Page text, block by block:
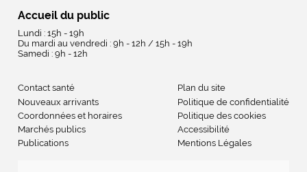
Accueil du public
Lundi : 15h - 19h
Du mardi au vendredi : 9h - 12h / 15h - 19h
Samedi : 9h - 12h
Contact santé
Nouveaux arrivants
Coordonnées et horaires
Marchés publics
Publications
Plan du site
Politique de confidentialité
Politique des cookies
Accessibilité
Mentions Légales